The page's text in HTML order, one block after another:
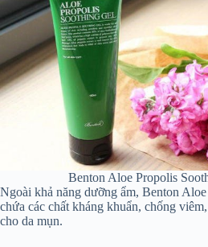
Benton Aloe Propolis
Ngoài khả năng dưỡng ẩm, Benton
chứa các chất kháng khuẩn, chống
cho da mụn.